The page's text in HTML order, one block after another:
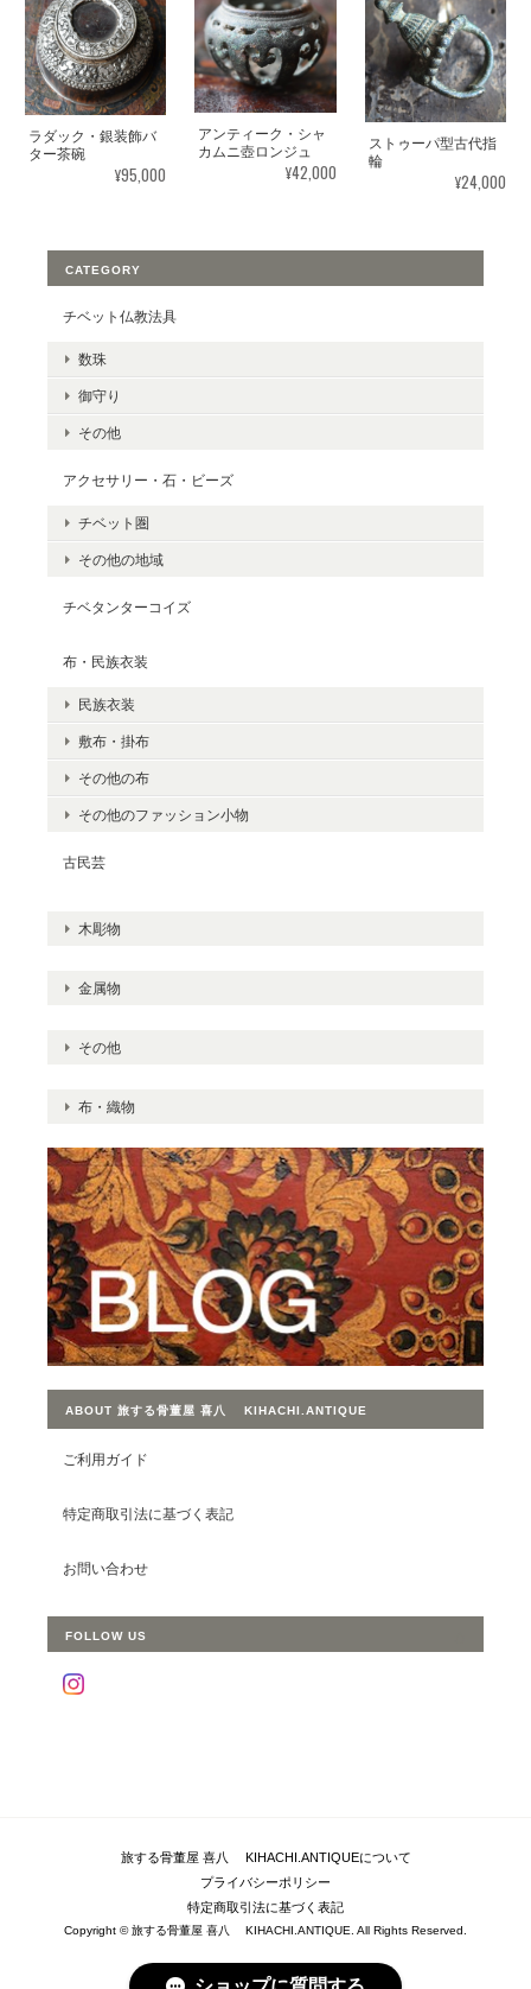
ラダック・銀装飾バ
ター茶碗
¥95,000
アンティーク・シャ
カムニ壺ロンジュ
¥42,000
ストゥーパ型古代指
輪
¥24,000
CATEGORY
チベット仏教法具
数珠
御守り
その他
アクセサリー・石・ビーズ
チベット圏
その他の地域
チベタンターコイズ
布・民族衣装
民族衣装
敷布・掛布
その他の布
その他のファッション小物
古民芸
木彫物
金属物
その他
布・織物
ABOUT 旅する骨董屋 喜八 KIHACHI.ANTIQUE
ご利用ガイド
特定商取引法に基づく表記
お問い合わせ
FOLLOW US
旅する骨董屋 喜八 KIHACHI.ANTIQUEについて
プライバシーポリシー
特定商取引法に基づく表記
Copyright © 旅する骨董屋 喜八 KIHACHI.ANTIQUE. All Rights Reserved.